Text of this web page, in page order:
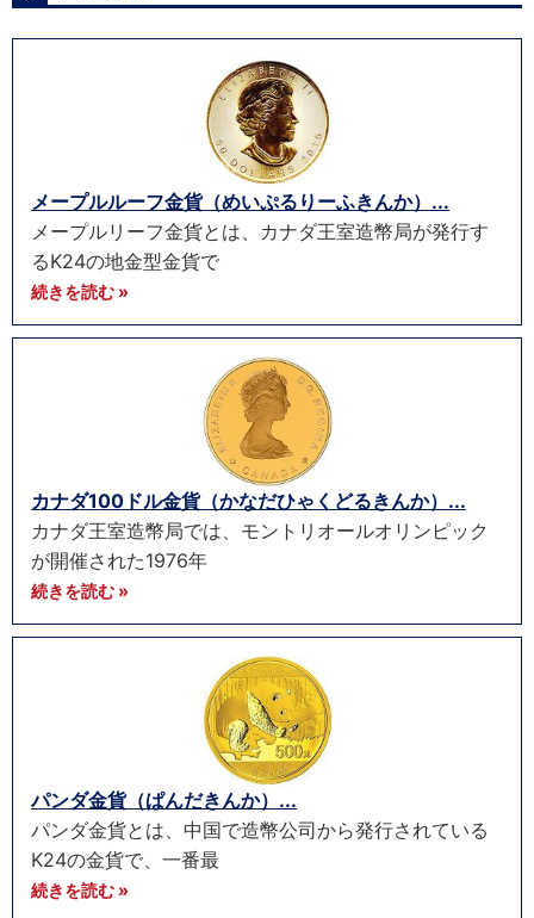
メープルルーフ金貨（めいぷるりーふきんか）...
メープルリーフ金貨とは、カナダ王室造幣局が発行す
るK24の地金型金貨で
続きを読む »
カナダ100ドル金貨（かなだひゃくどるきんか）...
カナダ王室造幣局では、モントリオールオリンピック
が開催された1976年
続きを読む »
パンダ金貨（ぱんだきんか）...
パンダ金貨とは、中国で造幣公司から発行されている
K24の金貨で、一番最
続きを読む »